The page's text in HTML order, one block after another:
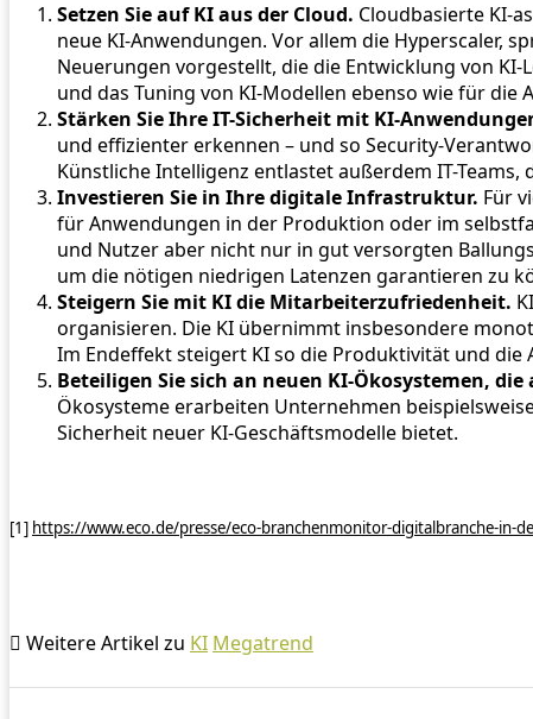
Setzen Sie auf KI aus der Cloud. Cloudbasierte KI-
neue KI-Anwendungen. Vor allem die Hyperscaler,
Neuerungen vorgestellt, die die Entwicklung von
und das Tuning von KI-Modellen ebenso wie für
Stärken Sie Ihre IT-Sicherheit mit KI-
und effizienter erkennen – und so Security-
Künstliche Intelligenz entlastet außerdem IT-
Investieren Sie in Ihre digitale Infrastruktur. Für
für Anwendungen in der Produktion oder im
und Nutzer aber nicht nur in gut versorgten
um die nötigen niedrigen Latenzen garantieren zu
Steigern Sie mit KI die Mitarbeiterzufriedenheit.
organisieren. Die KI übernimmt insbesondere
Im Endeffekt steigert KI so die Produktivität und die
Beteiligen Sie sich an neuen KI-Ökosystemen,
Ökosysteme erarbeiten Unternehmen
Sicherheit neuer KI-Geschäftsmodelle bietet.
[1] https://www.eco.de/presse/eco-branchenmonitor-digitalbranche-in-
Weitere Artikel zu KI Megatrend